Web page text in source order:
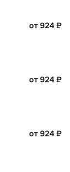
от 924₽
от 924₽
от 924₽